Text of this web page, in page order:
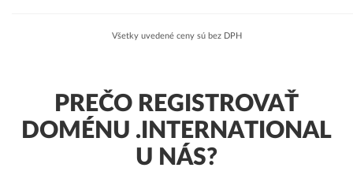
Všetky uvedené ceny sú bez DPH
PREČO REGISTROVAŤ
DOMÉNU .INTERNATIONAL
U NÁS?